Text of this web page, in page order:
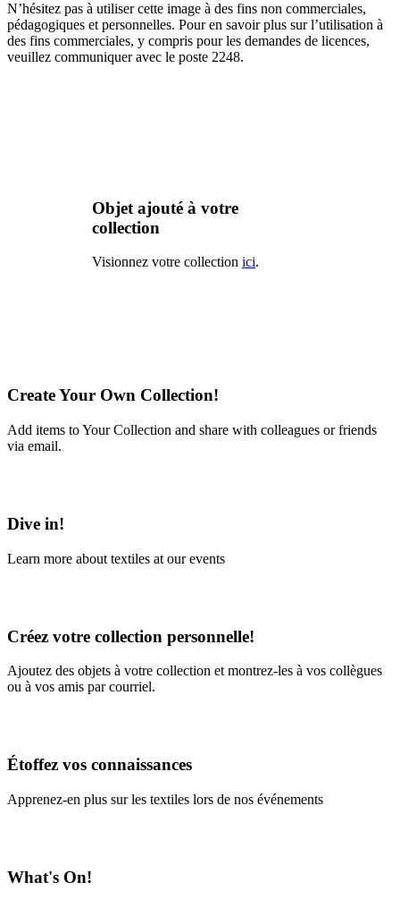
N’hésitez pas à utiliser cette image à des fins non commerciales,
pédagogiques et personnelles. Pour en savoir plus sur l’utilisation à
des fins commerciales, y compris pour les demandes de licences,
veuillez communiquer avec le poste 2248.
Objet ajouté à votre
collection
Visionnez votre collection ici.
Create Your Own Collection!
Add items to Your Collection and share with colleagues or friends
via email.
Dive in!
Learn more about textiles at our events
Créez votre collection personnelle!
Ajoutez des objets à votre collection et montrez-les à vos collègues
ou à vos amis par courriel.
Étoffez vos connaissances
Apprenez-en plus sur les textiles lors de nos événements
What's On!